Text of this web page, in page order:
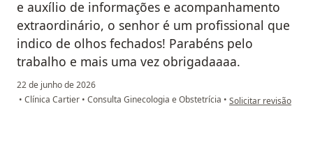
e auxílio de informações e acompanhamento
extraordinário, o senhor é um profissional que
indico de olhos fechados! Parabéns pelo
trabalho e mais uma vez obrigadaaaa.
22 de junho de 2026
• Clínica Cartier • Consulta Ginecologia e Obstetrícia • na opinião do
Solicitar revisão